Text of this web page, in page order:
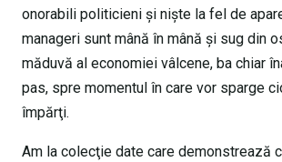
onorabili politicieni şi nişte la fel de
manageri sunt mână în mână şi sug din
măduvă al economiei vâlcene, ba chiar
pas, spre momentul în care vor sparge
împărţi.
Am la colecţie date care demonstrează